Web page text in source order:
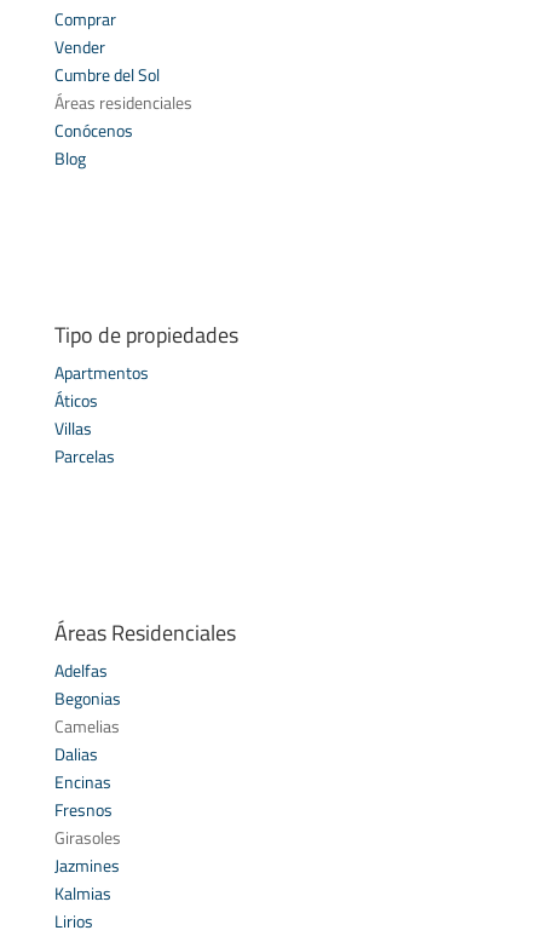
Comprar
Vender
Cumbre del Sol
Áreas residenciales
Conócenos
Blog
Tipo de propiedades
Apartmentos
Áticos
Villas
Parcelas
Áreas Residenciales
Adelfas
Begonias
Camelias
Dalias
Encinas
Fresnos
Girasoles
Jazmines
Kalmias
Lirios